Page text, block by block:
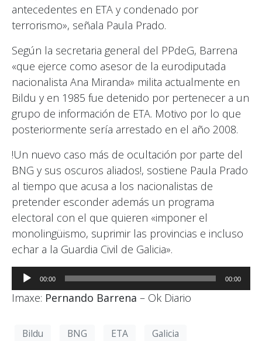
antecedentes en ETA y condenado por
terrorismo», señala Paula Prado.
Según la secretaria general del PPdeG, Barrena
«que ejerce como asesor de la eurodiputada
nacionalista Ana Miranda» milita actualmente en
Bildu y en 1985 fue detenido por pertenecer a un
grupo de información de ETA. Motivo por lo que
posteriormente sería arrestado en el año 2008.
!Un nuevo caso más de ocultación por parte del
BNG y sus oscuros aliados!, sostiene Paula Prado
al tiempo que acusa a los nacionalistas de
pretender esconder además un programa
electoral con el que quieren «imponer el
monolingüismo, suprimir las provincias e incluso
echar a la Guardia Civil de Galicia».
Reproductor
de
audio
00:00 00:00
Imaxe: Pernando Barrena – Ok Diario
Bildu BNG ETA
Galicia